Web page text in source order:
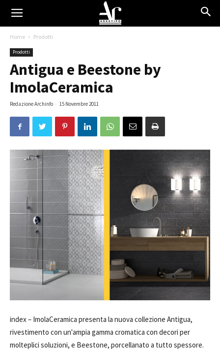
Home Prodotti
Prodotti
Antigua e Beestone by
ImolaCeramica
Redazione Archinfo - 15 Novembre 2011
index – ImolaCeramica presenta la nuova collezione Antigua,
rivestimento con un'ampia gamma cromatica con decori per
molteplici soluzioni, e Beestone, porcellanato a tutto spessore.